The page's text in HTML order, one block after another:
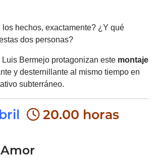
los hechos, exactamente? ¿Y qué
dos personas?
Bermejo protagonizan este montaje
y desternillante al mismo tiempo en
subterráneo.
20.00 horas